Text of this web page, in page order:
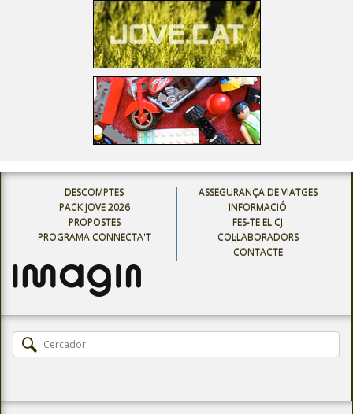
DESCOMPTES
PACK JOVE 2026
PROPOSTES
PROGRAMA CONNECTA'T
ASSEGURANÇA DE VIATGES
INFORMACIÓ
FES-TE EL CJ
COL·LABORADORS
CONTACTE